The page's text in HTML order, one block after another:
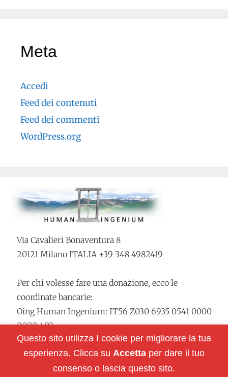
Meta
Accedi
Feed dei contenuti
Feed dei commenti
WordPress.org
Via Cavalieri Bonaventura 8
20121 Milano ITALIA +39 348 4982419
Per chi volesse fare una donazione, ecco le
coordinate bancarie:
Oing Human Ingenium: IT56 Z030 6935 0541 0000
0000 403
Restiamo in contatto:
Questo sito utilizza I cookie per migliorare la tua
esperienza. Clicca su Accetta per dare il tuo
consenso o lascia questo sito.